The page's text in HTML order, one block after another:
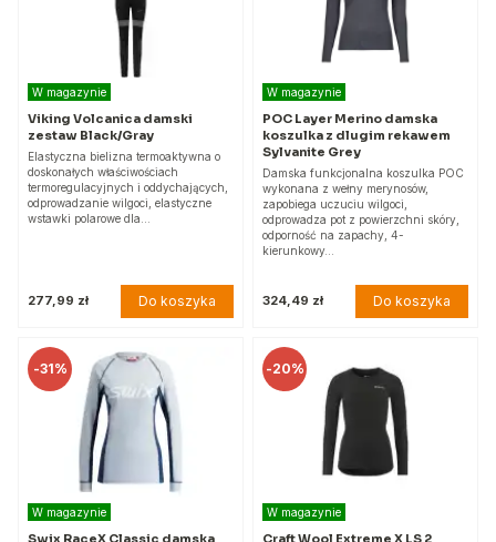
W magazynie
Viking Volcanica damski
zestaw Black/Gray
Elastyczna bielizna termoaktywna o
doskonałych właściwościach
termoregulacyjnych i oddychających,
odprowadzanie wilgoci, elastyczne
wstawki polarowe dla…
277,99 zł Do koszyka
W magazynie
POC Layer Merino damska
koszulka z dlugim rekawem
Sylvanite Grey
Damska funkcjonalna koszulka POC
wykonana z wełny merynosów,
zapobiega uczuciu wilgoci,
odprowadza pot z powierzchni skóry,
odporność na zapachy, 4-
kierunkowy…
324,49 zł Do koszyka
-31%
W magazynie
Swix RaceX Classic damska
-20%
W magazynie
Craft Wool Extreme X LS 2